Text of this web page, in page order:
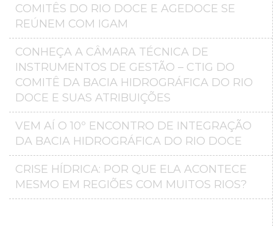
COMITÊS DO RIO DOCE E AGEDOCE SE
REÚNEM COM IGAM
CONHEÇA A CÂMARA TÉCNICA DE
INSTRUMENTOS DE GESTÃO – CTIG DO
COMITÊ DA BACIA HIDROGRÁFICA DO RIO
DOCE E SUAS ATRIBUIÇÕES
VEM AÍ O 10º ENCONTRO DE INTEGRAÇÃO
DA BACIA HIDROGRÁFICA DO RIO DOCE
CRISE HÍDRICA: POR QUE ELA ACONTECE
MESMO EM REGIÕES COM MUITOS RIOS?